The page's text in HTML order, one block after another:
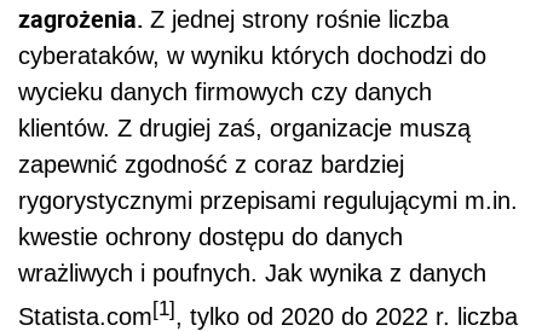
zagrożenia. Z jednej strony rośnie liczba
cyberataków, w wyniku których dochodzi do
wycieku danych firmowych czy danych
klientów. Z drugiej zaś, organizacje muszą
zapewnić zgodność z coraz bardziej
rygorystycznymi przepisami regulującymi m.in.
kwestie ochrony dostępu do danych
wrażliwych i poufnych. Jak wynika z danych
Statista.com[1], tylko od 2020 do 2022 r. liczba